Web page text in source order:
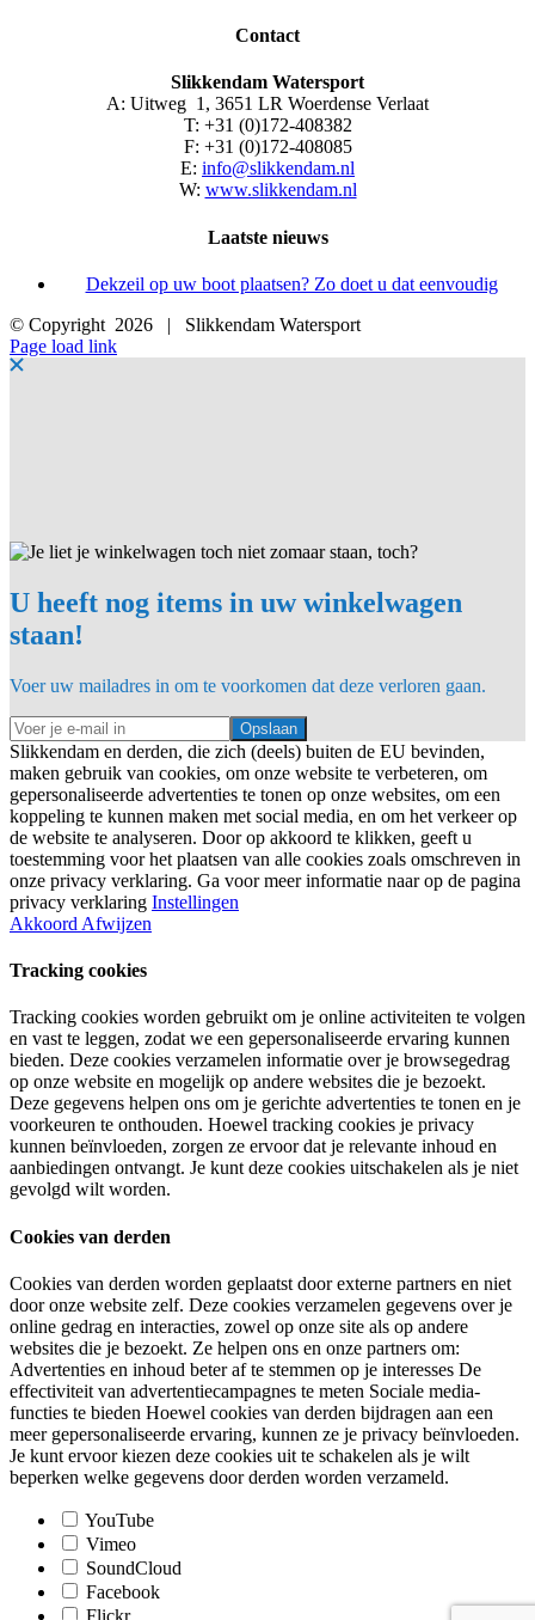
Contact
Slikkendam Watersport
A: Uitweg 1, 3651 LR Woerdense Verlaat
T: +31 (0)172-408382
F: +31 (0)172-408085
E: info@slikkendam.nl
W: www.slikkendam.nl
Laatste nieuws
Dekzeil op uw boot plaatsen? Zo doet u dat eenvoudig
© Copyright 2026 | Slikkendam Watersport
Facebook
Instagram
LinkedIn
YouTube
X
E-
mail
Page load link
U heeft nog items in uw winkelwagen
staan!
Voer uw mailadres in om te voorkomen dat deze verloren gaan.
Opslaan
Slikkendam en derden, die zich (deels) buiten de EU bevinden,
maken gebruik van cookies, om onze website te verbeteren, om
gepersonaliseerde advertenties te tonen op onze websites, om een
koppeling te kunnen maken met social media, en om het verkeer op
de website te analyseren. Door op akkoord te klikken, geeft u
toestemming voor het plaatsen van alle cookies zoals omschreven in
onze privacy verklaring. Ga voor meer informatie naar op de pagina
privacy verklaring Instellingen
Akkoord Afwijzen
Tracking cookies
Tracking cookies worden gebruikt om je online activiteiten te volgen
en vast te leggen, zodat we een gepersonaliseerde ervaring kunnen
bieden. Deze cookies verzamelen informatie over je browsegedrag
op onze website en mogelijk op andere websites die je bezoekt.
Deze gegevens helpen ons om je gerichte advertenties te tonen en je
voorkeuren te onthouden. Hoewel tracking cookies je privacy
kunnen beïnvloeden, zorgen ze ervoor dat je relevante inhoud en
aanbiedingen ontvangt. Je kunt deze cookies uitschakelen als je niet
gevolgd wilt worden.
Cookies van derden
Cookies van derden worden geplaatst door externe partners en niet
door onze website zelf. Deze cookies verzamelen gegevens over je
online gedrag en interacties, zowel op onze site als op andere
websites die je bezoekt. Ze helpen ons en onze partners om:
Advertenties en inhoud beter af te stemmen op je interesses De
effectiviteit van advertentiecampagnes te meten Sociale media-
functies te bieden Hoewel cookies van derden bijdragen aan een
meer gepersonaliseerde ervaring, kunnen ze je privacy beïnvloeden.
Je kunt ervoor kiezen deze cookies uit te schakelen als je wilt
beperken welke gegevens door derden worden verzameld.
YouTube
Vimeo
SoundCloud
Facebook
Flickr